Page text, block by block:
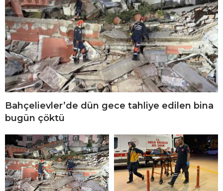
Bahçelievler’de dün gece tahliye edilen bina
bugün çöktü